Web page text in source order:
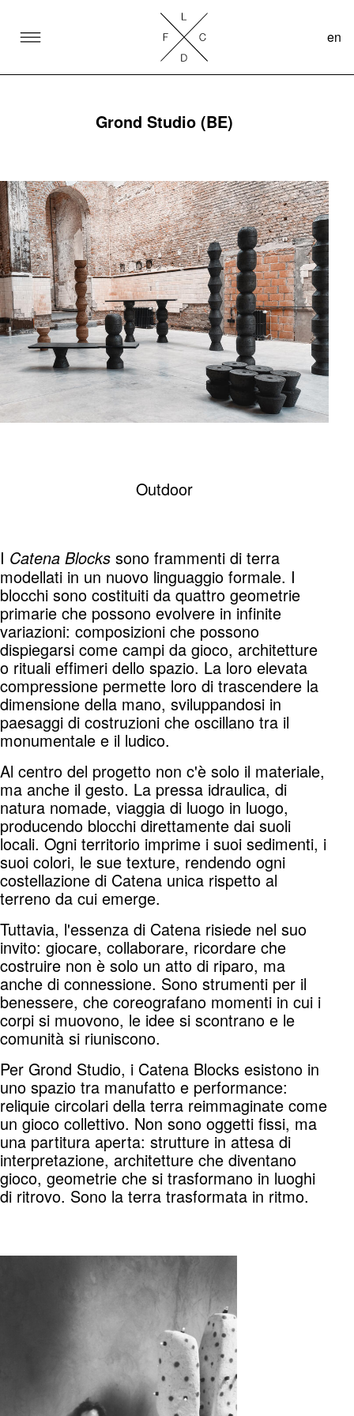
SKIP TO CONTENT
en
Grond Studio (BE)
Outdoor
I Catena Blocks sono frammenti di terra
modellati in un nuovo linguaggio formale. I
blocchi sono costituiti da quattro geometrie
primarie che possono evolvere in infinite
variazioni: composizioni che possono
dispiegarsi come campi da gioco, architetture
o rituali effimeri dello spazio. La loro elevata
compressione permette loro di trascendere la
dimensione della mano, sviluppandosi in
paesaggi di costruzioni che oscillano tra il
monumentale e il ludico.
Al centro del progetto non c'è solo il materiale,
ma anche il gesto. La pressa idraulica, di
natura nomade, viaggia di luogo in luogo,
producendo blocchi direttamente dai suoli
locali. Ogni territorio imprime i suoi sedimenti, i
suoi colori, le sue texture, rendendo ogni
costellazione di Catena unica rispetto al
terreno da cui emerge.
Tuttavia, l'essenza di Catena risiede nel suo
invito: giocare, collaborare, ricordare che
costruire non è solo un atto di riparo, ma
anche di connessione. Sono strumenti per il
benessere, che coreografano momenti in cui i
corpi si muovono, le idee si scontrano e le
comunità si riuniscono.
Per Grond Studio, i Catena Blocks esistono in
uno spazio tra manufatto e performance:
reliquie circolari della terra reimmaginate come
un gioco collettivo. Non sono oggetti fissi, ma
una partitura aperta: strutture in attesa di
interpretazione, architetture che diventano
gioco, geometrie che si trasformano in luoghi
di ritrovo. Sono la terra trasformata in ritmo.